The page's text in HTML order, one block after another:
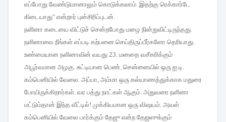
எப்போது வேண்டுமானாலும் கொடுக்கலாம். இதற்கு ரெக்கார்டே
கிடையாது" என்றார் புன்சிரிப்புடன்.
நளினா கடையை விட்டுச் சென்றபோது மழை நின்றுவிட்டிருந்தது.
நளினாவை நீங்கள் எப்படி கற்பனை செய்திருப்பீர்களோ தெரியாது.
உண்மையான நளினாவின் வயது 23. மனதை வசீகரிக்கும்
அபூர்வமான அழகு. சுட்டியான பெண். சென்னையில் ஒரு ஐ.டி.
கம்பெனியில் வேலை. அப்பா, அம்மா ஒரு கல்யாணத்துக்காக மதுரை
போயிருக்கிறார்கள். வர பத்து நாட்கள் ஆகும். அதுவரை நளினா
மட்டும்தான் இந்த வீட்டில்! முக்கியமான ஒரு விஷயம். அவள்
கம்பெனியில் வேலை பார்க்கும் தேஜு என்ற தேஜஸுக்கும்